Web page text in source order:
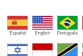
Español English Português